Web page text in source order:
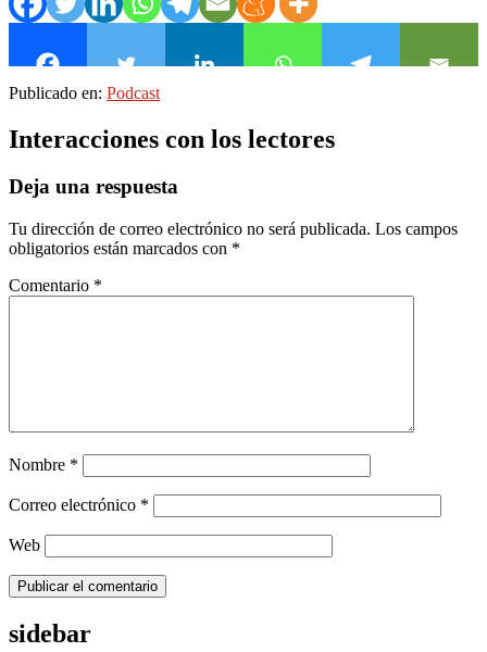
Publicado en: Podcast
Interacciones con los lectores
Deja una respuesta
Tu dirección de correo electrónico no será publicada. Los campos
obligatorios están marcados con *
Comentario *
Nombre *
Correo electrónico *
Web
sidebar